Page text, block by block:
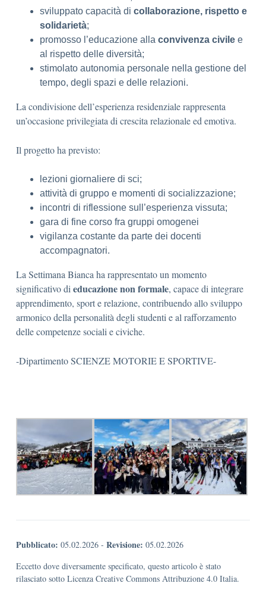
sviluppato capacità di collaborazione, rispetto e
solidarietà;
promosso l’educazione alla convivenza civile e
al rispetto delle diversità;
stimolato autonomia personale nella gestione del
tempo, degli spazi e delle relazioni.
La condivisione dell’esperienza residenziale rappresenta
un’occasione privilegiata di crescita relazionale ed emotiva.
Il progetto ha previsto:
lezioni giornaliere di sci;
attività di gruppo e momenti di socializzazione;
incontri di riflessione sull’esperienza vissuta;
gara di fine corso fra gruppi omogenei
vigilanza costante da parte dei docenti
accompagnatori.
La Settimana Bianca ha rappresentato un momento
significativo di educazione non formale, capace di integrare
apprendimento, sport e relazione, contribuendo allo sviluppo
armonico della personalità degli studenti e al rafforzamento
delle competenze sociali e civiche.
-Dipartimento SCIENZE MOTORIE E SPORTIVE-
Pubblicato: 05.02.2026 - Revisione: 05.02.2026
Eccetto dove diversamente specificato, questo articolo è stato
rilasciato sotto Licenza Creative Commons Attribuzione 4.0 Italia.